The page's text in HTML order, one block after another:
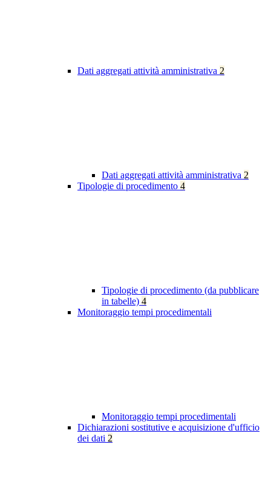
Dati aggregati attività amministrativa 2
Dati aggregati attività amministrativa 2
Tipologie di procedimento 4
Tipologie di procedimento (da pubblicare
in tabelle) 4
Monitoraggio tempi procedimentali
Monitoraggio tempi procedimentali
Dichiarazioni sostitutive e acquisizione d'ufficio
dei dati 2